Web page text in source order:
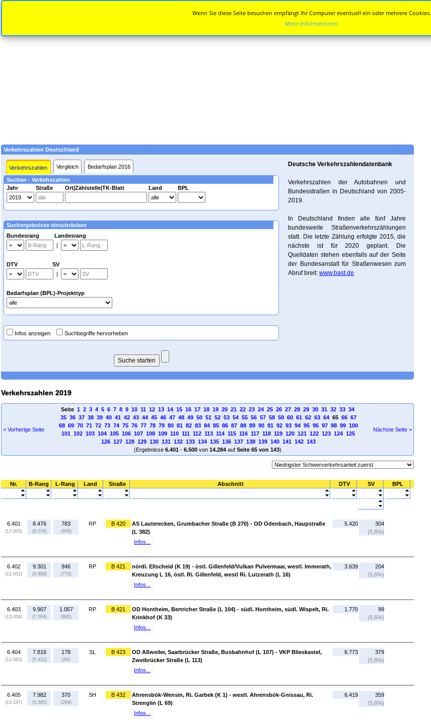
Verkehrszahlen Deutschland
Verkehrszahlen Vergleich Bedarfsplan 2016
Suchen - Verkehszahlen
Jahr
Straße Ort|Zählstelle|TK-Blatt Land BPL
Suchergebnisse einschränken
Bundesrang Landesrang
|
DTV SV
|
Bedarfsplan (BPL)-Projekttyp
Infos anzeigen Suchbegriffe hervorheben
Deutsche Verkehrszahlendatenbank
Verkehrszahlen der Autobahnen und
Bundesstraßen in Deutschland von 2005-
2019.
In Deutschland finden alle fünf Jahre
bundesweite Straßenverkehrszählungen
statt. Die letzte Zählung erfolgte 2015, die
nächste ist für 2020 geplant. Die
Quelldaten stehen ebenfalls auf der Seite
der Bundesanstalt für Straßenwesen zum
Abruf breit: www.bast.de
Verkehrszahlen 2019
< Vorherige Seite
Seite 1 2 3 4 5 6 7 8 9 10 11 12 13 14 15 16 17 18 19 20 21 22 23 24 25 26 27 28 29 30 31 32 33 34
35 36 37 38 39 40 41 42 43 44 45 46 47 48 49 50 51 52 53 54 55 56 57 58 59 60 61 62 63 6465 66 67
68 69 70 71 72 73 74 75 76 77 78 79 80 81 82 83 84 85 86 87 88 89 90 91 92 93 94 95 96 97 98 99 100
101 102 103 104 105 106 107 108 109 110 111 112 113 114 115 116 117 118 119 120 121 122 123 124 125
126 127 128 129 130 131 132 133 134 135 136 137 138 139 140 141 142 143
(Ergebnisse 6.401- 6.500von 14.284auf Seite 65 von 143)
Nächste Seite >
Nr. B-Rang L-Rang Land Straße Abschnitt DTV SV BPL
6.401
(13.003)
8.476
(6.076)
783
(609)
RP B 420
AS Lauterecken, Grumbacher Straße (B 270) - OD Odenbach, Haupstraße
(L 382)
Infos...
5.420
304
(5,6%)
6.402
(13.051)
9.301
(6.899)
946
(770)
RP B 421
nördl. Ellscheid (K 19) - östl. Gillenfeld/Vulkan Pulvermaar, westl. Immerath,
Kreuzung L 16, östl. Ri. Gillenfeld, westl Ri. Lutzerath (L 16)
Infos...
3.639
204
(5,6%)
6.403
(13.054)
9.907
(7.504)
1.057
(880)
RP B 421
OD Hontheim, Bertricher Straße (L 104) - südl. Hontheim, südl. Wispelt, Ri.
Krinkhof (K 33)
Infos...
1.770
99
(5,6%)
6.404
(13.083)
7.816
(5.421)
178
(99)
SL B 423
OD Aßweiler, Saarbrücker Straße, Busbahnhof (L 107) - VKP Blieskastel,
Zweibrücker Straße (L 113)
Infos...
6.773
379
(5,6%)
6.405
(13.247)
7.982
(5.585)
370
(269)
SH B 432
Ahrensbök-Wensin, Ri. Garbek (K 1) - westl. Ahrensbök-Gnissau, Ri.
Strenglin (L 69)
Infos...
6.419
359
(5,6%)
Wenn Sie diese Seite besuchen empfängt Ihr Computer eventuell ein oder mehrere Cookies.
Mehr Informationen